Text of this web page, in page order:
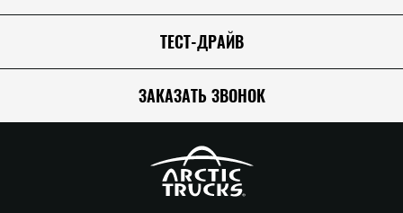
ТЕСТ-ДРАЙВ
ЗАКАЗАТЬ ЗВОНОК